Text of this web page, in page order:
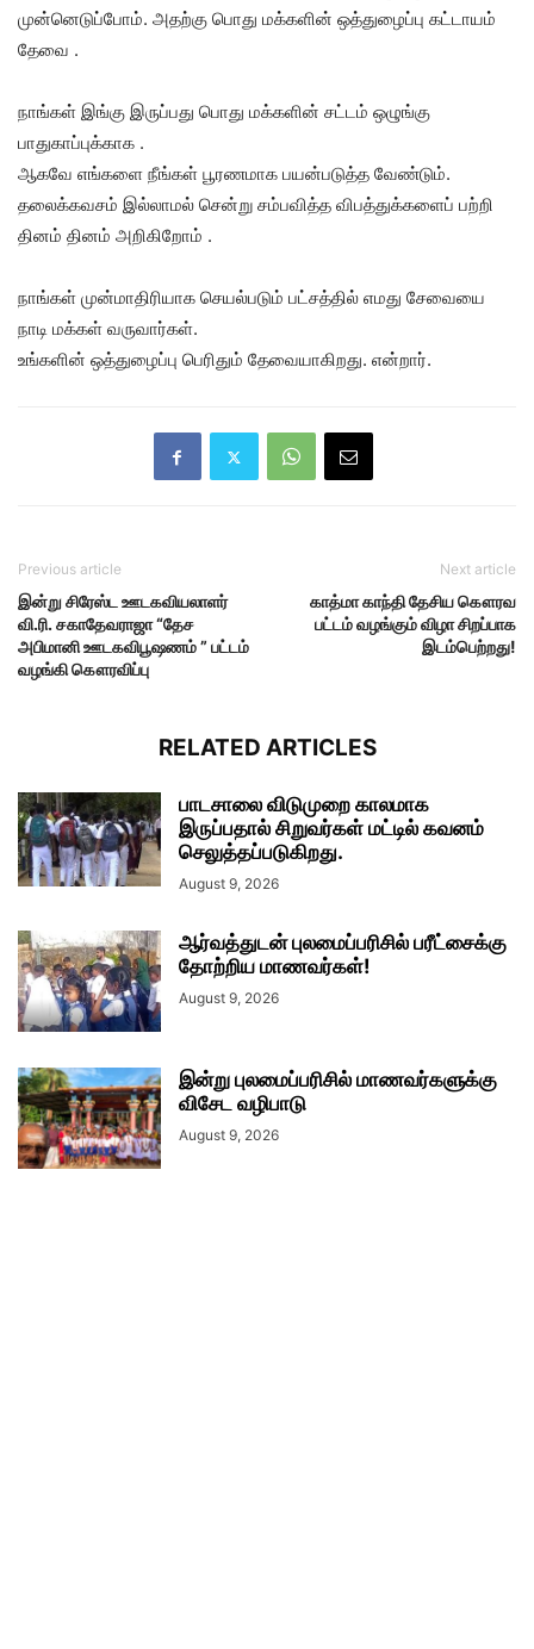
முன்னெடுப்போம். அதற்கு பொது மக்களின் ஒத்துழைப்பு கட்டாயம்
தேவை .
நாங்கள் இங்கு இருப்பது பொது மக்களின் சட்டம் ஒழுங்கு
பாதுகாப்புக்காக .
ஆகவே எங்களை நீங்கள் பூரணமாக பயன்படுத்த வேண்டும்.
தலைக்கவசம் இல்லாமல் சென்று சம்பவித்த விபத்துக்களைப் பற்றி
தினம் தினம் அறிகிறோம் .
நாங்கள் முன்மாதிரியாக செயல்படும் பட்சத்தில் எமது சேவையை
நாடி மக்கள் வருவார்கள்.
உங்களின் ஒத்துழைப்பு பெரிதும் தேவையாகிறது. என்றார்.
Previous article
இன்று சிரேஸ்ட ஊடகவியலாளர்
வி.ரி. சகாதேவராஜா “தேச
அபிமானி ஊடகவிபூஷணம் ” பட்டம்
வழங்கி கௌரவிப்பு
Next article
காத்மா காந்தி தேசிய கௌரவ
பட்டம் வழங்கும் விழா சிறப்பாக
இடம்பெற்றது!
RELATED ARTICLES
பாடசாலை விடுமுறை காலமாக
இருப்பதால் சிறுவர்கள் மட்டில் கவனம்
செலுத்தப்படுகிறது.
August 9, 2026
ஆர்வத்துடன் புலமைப்பரிசில் பரீட்சைக்கு
தோற்றிய மாணவர்கள்!
August 9, 2026
இன்று புலமைப்பரிசில் மாணவர்களுக்கு
விசேட வழிபாடு
August 9, 2026